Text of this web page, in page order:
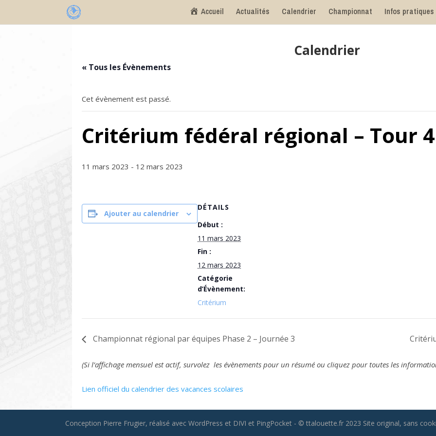
Accueil Actualités Calendrier Championnat Infos pratiques
Calendrier
« Tous les Évènements
Cet évènement est passé.
Critérium fédéral régional – Tour 4
11 mars 2023 - 12 mars 2023
Ajouter au calendrier
DÉTAILS
Début :
11 mars 2023
Fin :
12 mars 2023
Catégorie
d’Évènement:
Critérium
Championnat régional par équipes Phase 2 – Journée 3
(Si l’affichage mensuel est actif, survolez les évènements pour un résumé ou cliquez pour toutes les
Lien officiel du calendrier des vacances scolaires
Conception Pierre Frugier, réalisé avec WordPress et DIVI et PingPocket - © ttalouette.fr 2023 Site original, sans